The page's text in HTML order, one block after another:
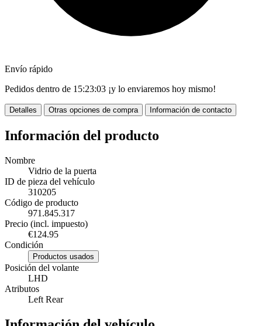
Envío rápido
Pedidos dentro de 15:23:02 ¡y lo enviaremos hoy mismo!
Detalles Otras opciones de compra Información de contacto
Información del producto
Nombre
Vidrio de la puerta
ID de pieza del vehículo
310205
Código de producto
971.845.317
Precio (incl. impuesto)
€124.95
Condición
Productos usados
Posición del volante
LHD
Atributos
Left Rear